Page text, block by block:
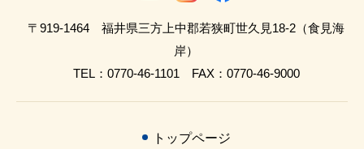
〒919-1464 福井県三方上中郡若狭町世久見18-2（食見海
岸）
TEL：0770-46-1101 FAX：0770-46-9000
トップページ